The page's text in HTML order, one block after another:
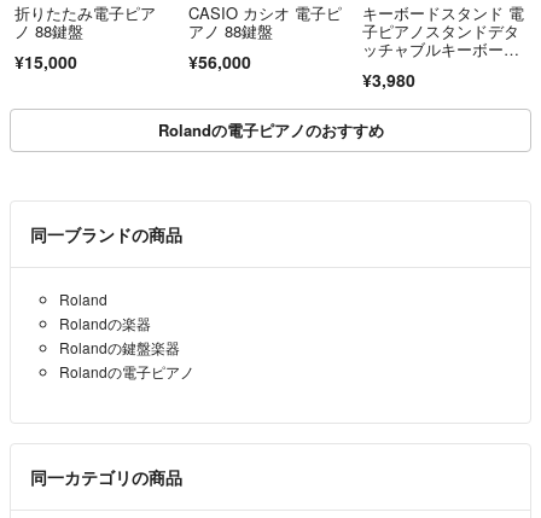
折りたたみ電子ピア
ノ 88鍵盤
¥15,000
CASIO カシオ 電子ピ
アノ 88鍵盤
¥56,000
キーボードスタンド 電
子ピアノスタンドデタ
ッチャブルキーボード
¥3,980
Rolandの電子ピアノのおすすめ
同一ブランドの商品
Roland
Rolandの楽器
Rolandの鍵盤楽器
Rolandの電子ピアノ
同一カテゴリの商品